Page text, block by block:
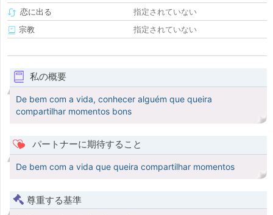
恋に出る
指定されていない
宗教
指定されていない
私の概要
De bem com a vida, conhecer alguém que queira
compartilhar momentos bons
パートナーに期待すること
De bem com a vida que queira compartilhar momentos
尊重する基準